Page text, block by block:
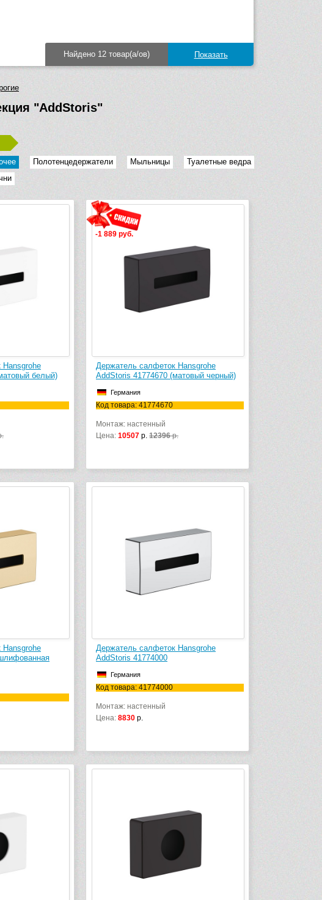
Найдено 12 товар(а/ов)
"AddStoris"
Полотенцедержатели Мыльницы
Туалетные ведра
белый)
-1 889 руб.
Держатель салфеток Hansgrohe
AddStoris 41774670 (матовый черный)
Германия
Код товара: 41774670
Монтаж: настенный
Цена: 10507 р. 12396р.
Держатель салфеток Hansgrohe
AddStoris 41774000
Германия
Код товара: 41774000
Монтаж: настенный
Цена: 8830 р.